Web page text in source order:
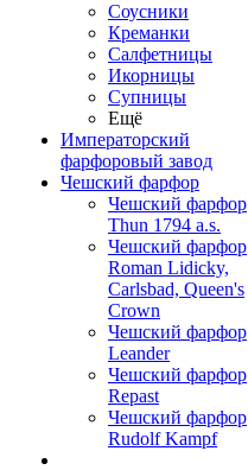
Соусники
Креманки
Салфетницы
Икорницы
Супницы
Ещё
Императорский
фарфоровый завод
Чешский фарфор
Чешский фарфор
Thun 1794 a.s.
Чешский фарфор
Roman Lidicky,
Carlsbad, Queen's
Crown
Чешский фарфор
Leander
Чешский фарфор
Repast
Чешский фарфор
Rudolf Kampf